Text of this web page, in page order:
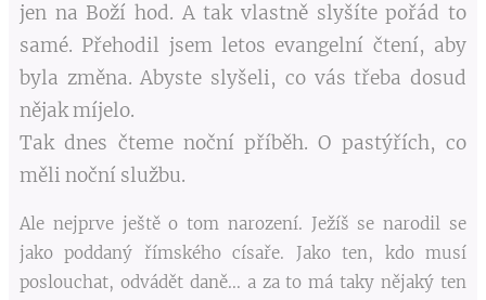
jen na Boží hod. A tak vlastně slyšíte pořád to
samé. Přehodil jsem letos evangelní čtení, aby
byla změna. Abyste slyšeli, co vás třeba dosud
nějak míjelo.
Tak dnes čteme noční příběh. O pastýřích, co
měli noční službu.
Ale nejprve ještě o tom narození. Ježíš se narodil se
jako poddaný římského císaře. Jako ten, kdo musí
poslouchat, odvádět daně... a za to má taky nějaký ten